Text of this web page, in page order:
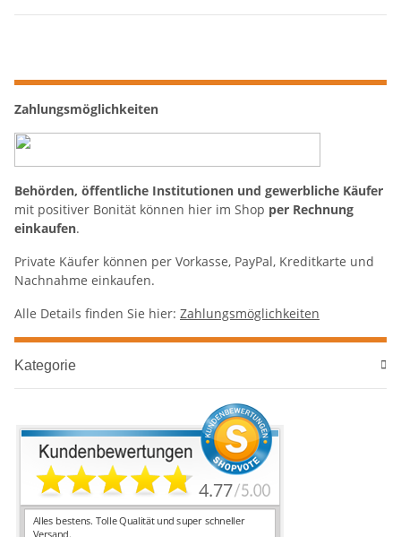
Zahlungsmöglichkeiten
Behörden, öffentliche Institutionen und gewerbliche Käufer
mit positiver Bonität können hier im Shop per Rechnung
einkaufen.
Private Käufer können per Vorkasse, PayPal, Kreditkarte und
Nachnahme einkaufen.
Alle Details finden Sie hier: Zahlungsmöglichkeiten
Kategorie